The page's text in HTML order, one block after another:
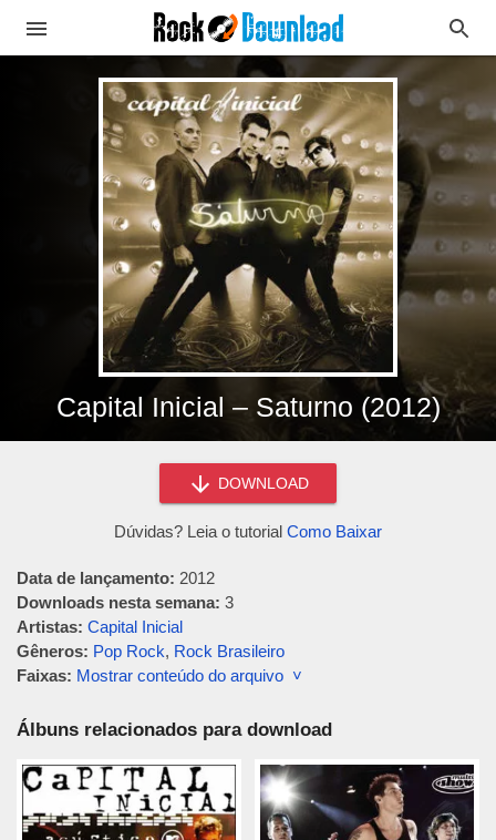
Capital Inicial – Saturno (2012)
DOWNLOAD
Dúvidas? Leia o tutorial Como Baixar
Data de lançamento: 2012
Downloads nesta semana: 3
Artistas: Capital Inicial
Gêneros: Pop Rock, Rock Brasileiro
Faixas: Mostrar conteúdo do arquivo ˅
Álbuns relacionados para download